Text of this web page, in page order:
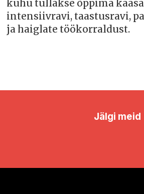
kuhu tullakse õppima
intensiivravi, taastusravi,
ja haiglate töökorraldust.
Jälgi meid